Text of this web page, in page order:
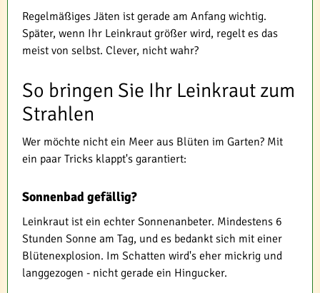
Regelmäßiges Jäten ist gerade am Anfang wichtig.
Später, wenn Ihr Leinkraut größer wird, regelt es das
meist von selbst. Clever, nicht wahr?
So bringen Sie Ihr Leinkraut zum
Strahlen
Wer möchte nicht ein Meer aus Blüten im Garten? Mit
ein paar Tricks klappt's garantiert:
Sonnenbad gefällig?
Leinkraut ist ein echter Sonnenanbeter. Mindestens 6
Stunden Sonne am Tag, und es bedankt sich mit einer
Blütenexplosion. Im Schatten wird's eher mickrig und
langgezogen - nicht gerade ein Hingucker.